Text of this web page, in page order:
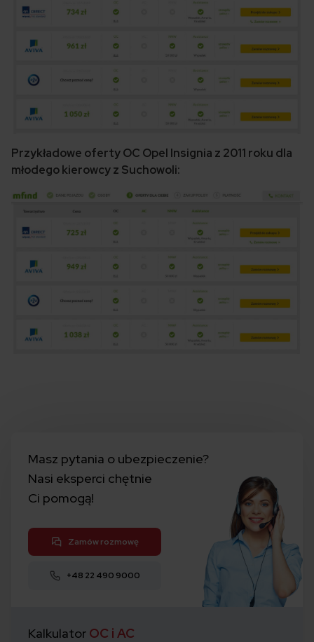
Przykładowe oferty OC Opel Insignia z 2011 roku dla
młodego kierowcy z Suchowoli:
Masz pytania o ubezpieczenie?
Nasi eksperci chętnie
Ci pomogą!
Zamów rozmowę
+48 22 490 9000
Kalkulator OC i AC